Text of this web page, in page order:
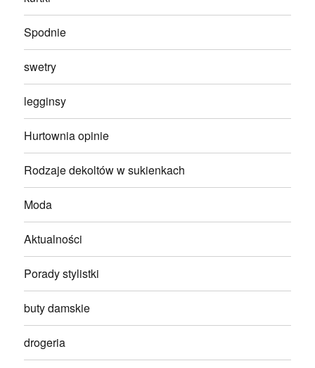
Spodnie
swetry
legginsy
Hurtownia opinie
Rodzaje dekoltów w sukienkach
Moda
Aktualności
Porady stylistki
buty damskie
drogeria